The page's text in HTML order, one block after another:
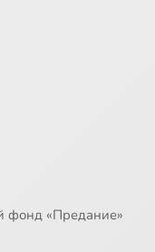
фонд «Предание»